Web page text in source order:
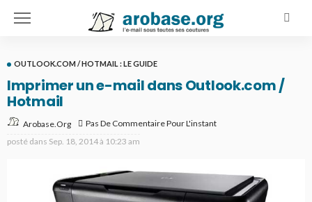
OUTLOOK.COM / HOTMAIL : LE GUIDE
Imprimer un e-mail dans Outlook.com /
Hotmail
Arobase.org
Pas De Commentaire Pour L'instant
posté dans Sep. 18, 2014 à 10:23 am